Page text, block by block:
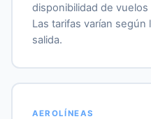
disponibilidad de
Las tarifas varían según
salida.
AEROLÍNEAS